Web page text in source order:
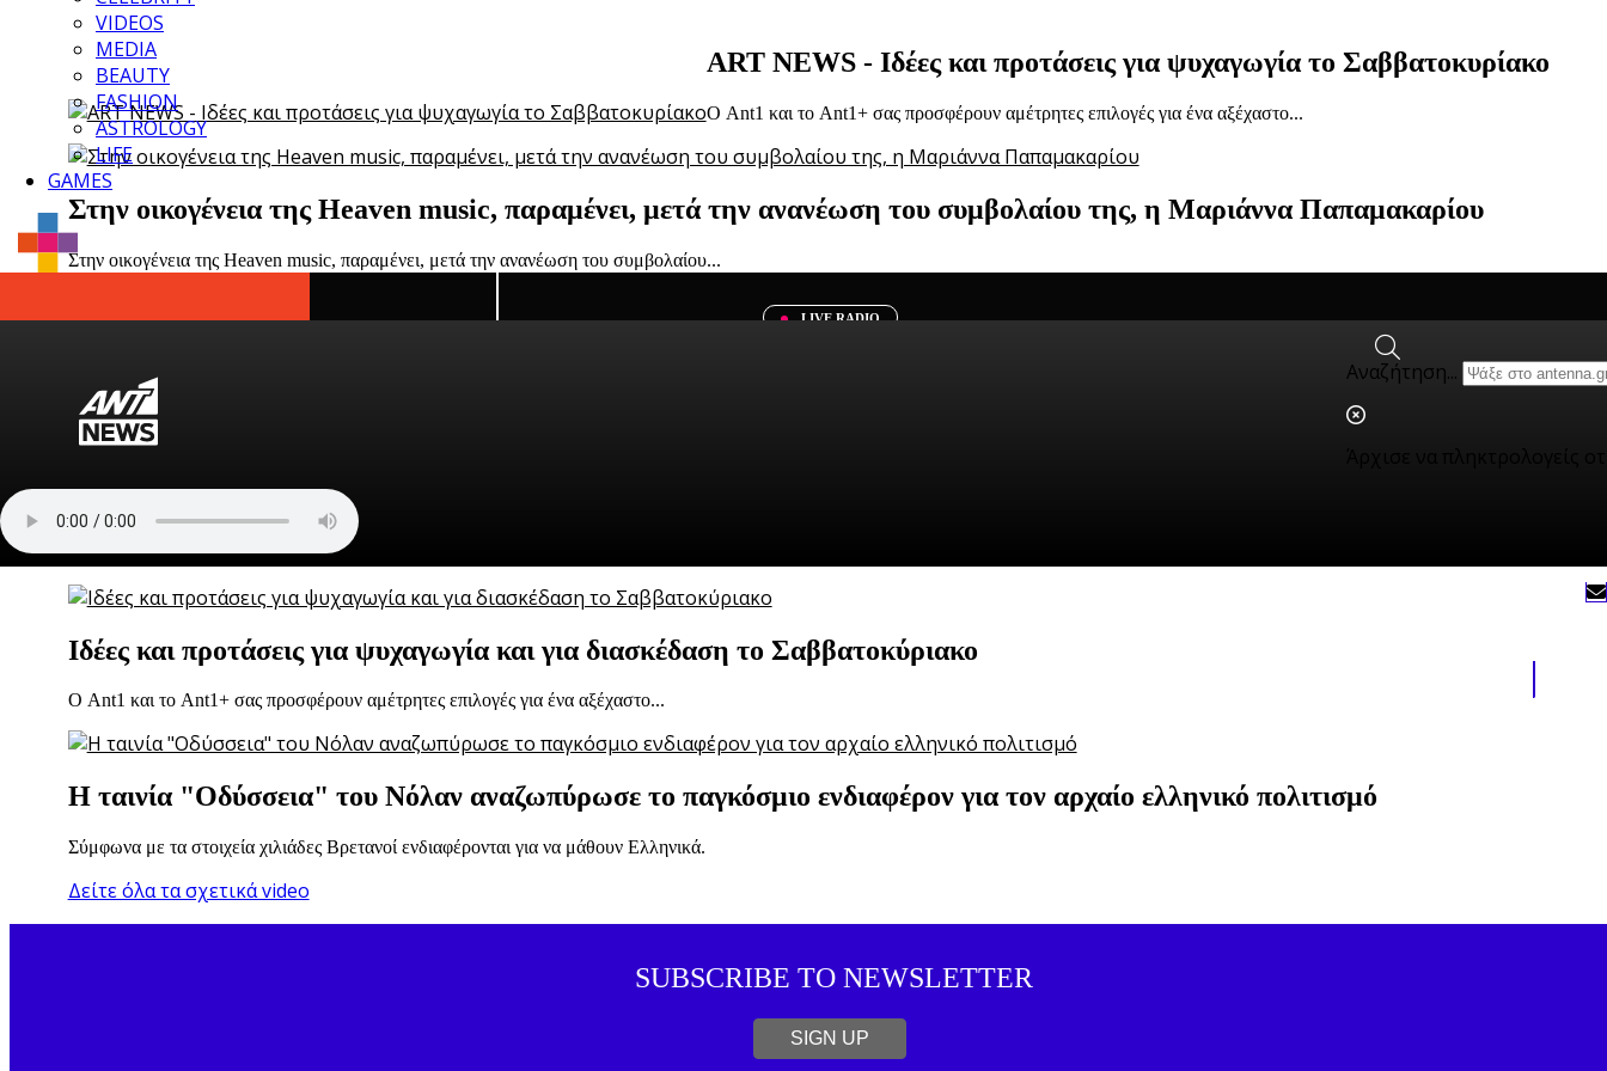
VIDEOS
MEDIA
BEAUTY
FASHION
ASTROLOGY
LIFE
GAMES
LIVE RADIO
Αναζήτηση...
ΑRT NEWS - Ιδέες και προτάσεις για ψυχαγωγία το Σαββατοκυρίακο
Ο Ant1 και το Ant1+ σας προσφέρουν αμέτρητες επιλογές για ένα αξέχαστο...
Στην οικογένεια της Heaven music, παραμένει, μετά την ανανέωση του συμβολαίου της, η Μαριάννα Παπαμακαρίου
Στην οικογένεια της Heaven music, παραμένει, μετά την ανανέωση του συμβολαίου...
Ο ANT1 και το ANT1+ σας προσφέρουν αμέτρητες επιλογές για ένα αξέχαστο...
Οι ανάγκες υγειονομικής φροντίδας στους δημοφιλείς τουριστικούς προορισμούς αποτελούν μια διαρκή πρόκληση
Στη Μύκονο, το MyClinic, μέλος του Ομίλου Hellenic Healthcare έρχεται να καλύψει...
Ιδέες και προτάσεις για ψυχαγωγία και για διασκέδαση το Σαββατοκύριακο
Ο Ant1 και το Ant1+ σας προσφέρουν αμέτρητες επιλογές για ένα αξέχαστο...
Η ταινία "Οδύσσεια" του Νόλαν αναζωπύρωσε το παγκόσμιο ενδιαφέρον για τον αρχαίο ελληνικό πολιτισμό
Σύμφωνα με τα στοιχεία χιλιάδες Βρετανοί ενδιαφέρονται για να μάθουν Ελληνικά.
Δείτε όλα τα σχετικά video
SUBSCRIBE TO NEWSLETTER
SIGN UP